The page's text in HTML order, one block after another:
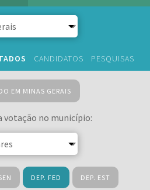
CANDIDATOS PESQUISAS
EM MINAS GERAIS
votação no município:
DEP. FED DEP. EST